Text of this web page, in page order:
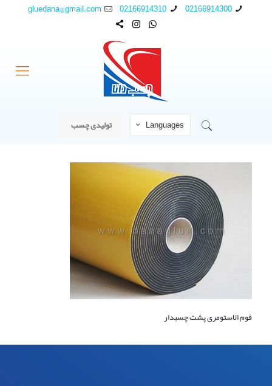
02166914300
02166914310
gluedana@gmail.com
Languages تولیدی چسب
فوم الاستومری پشت چسبدار